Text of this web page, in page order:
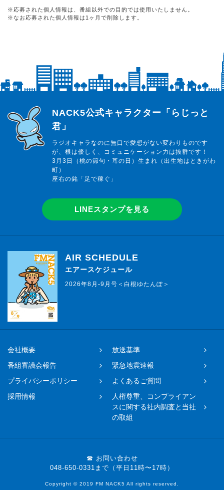
※応募された個人情報は、番組以外での目的では使用いたしません。
※なお応募された個人情報は1ヶ月で削除します。
らじっと君
NACK5公式キャラクター「らじっと
君」
ラジオキャラなのに無口で愛想がない変わりものです
が、根は優しく、コミュニケーション力は抜群です！
3月3日（桃の節句・耳の日）生まれ（出生地はときがわ
町）
座右の銘「足で稼ぐ」
LINEスタンプを見る
AIR SCHEDULE
エアースケジュール
2026年8月-9月号＜白根ゆたんぽ＞
会社概要
放送基準
番組審議会報告
緊急地震速報
プライバシーポリシー
よくあるご質問
採用情報
人権尊重、コンプライアン
スに関する社内調査と当社
の取組
☎ お問い合わせ
048-650-0331まで（平日11時〜17時）
Copyright © 2019 FM NACK5 All rights reserved.